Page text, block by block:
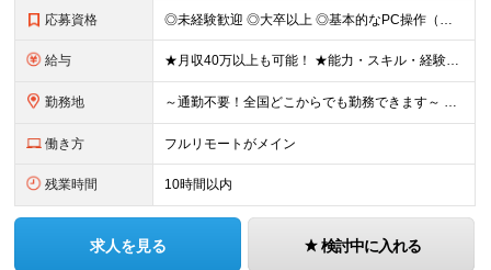
応募資格 ◎未経験歓迎 ◎大卒以上 ◎基本的なPC操作（メール・Google Workspace等）ができる方 ★第二新卒の方も歓迎！ 【こんな方にピッタリです】 ◎丁寧な調整やサポートが得意 ◎成長企業で裁
給与 ★月収40万以上も可能！ ★能力・スキル・経験を考慮した年収額を設定します ■月給20万円～40万円＋決算賞与 ※経験・スキルを考慮のうえ決定します ※給与にはみなし残業代40時間分を含む。そのほか
勤務地 ～通勤不要！全国どこからでも勤務できます～ ■完全在宅勤務のため、業務はご自宅で行っていただきます 【本社】 東京都港区南青山3-8-40 青山センタービル2階 ※変更の範囲：上記を除く当社関連勤
働き方 フルリモートがメイン
残業時間 10時間以内
求人を見る 検討中に入れる